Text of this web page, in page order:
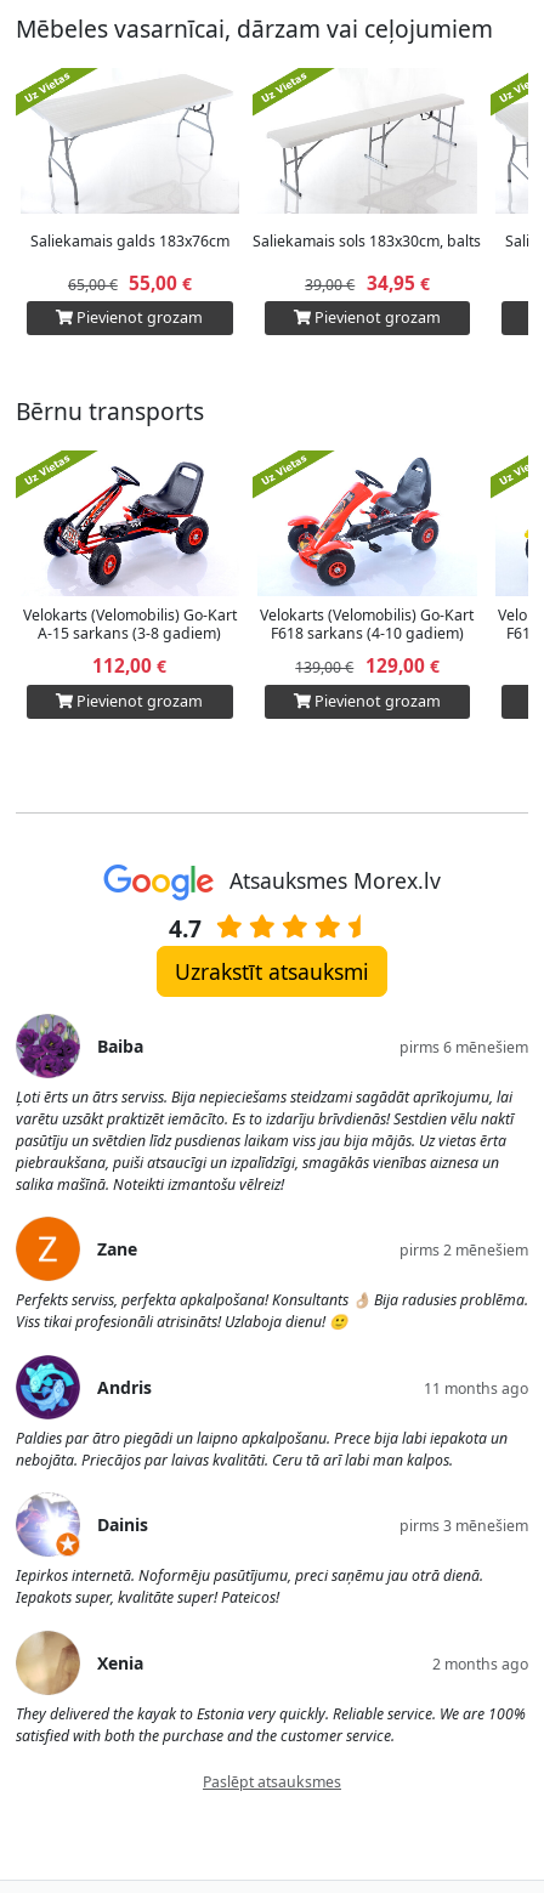
Mēbeles vasarnīcai, dārzam vai ceļojumiem
Saliekamais galds 183x76cm
65,00 € 55,00 €
Pievienot grozam
Saliekamais sols 183x30cm, balts
39,00 € 34,95 €
Pievienot grozam
Bērnu transports
Velokarts (Velomobilis) Go-Kart
A-15 sarkans (3-8 gadiem)
112,00 €
Pievienot grozam
Velokarts (Velomobilis) Go-Kart
F618 sarkans (4-10 gadiem)
139,00 €
129,00€
Pievienot grozam
Atsauksmes Morex.lv
4.7
Uzrakstīt atsauksmi
Baiba pirms 6 mēnešiem
Ļoti ērts un ātrs serviss. Bija nepieciešams steidzami sagādāt aprīkojumu, lai
varētu uzsākt praktizēt iemācīto. Es to izdarīju brīvdienās! Sestdien vēlu naktī
pasūtīju un svētdien līdz pusdienas laikam viss jau bija mājās. Uz vietas ērta
piebraukšana, puiši atsaucīgi un izpalīdzīgi, smagākās vienības aiznesa un
salika mašīnā. Noteikti izmantošu vēlreiz!
Zane pirms 2 mēnešiem
Perfekts serviss, perfekta apkalpošana! Konsultants 👌🏼 Bija radusies problēma.
Viss tikai profesionāli atrisināts! Uzlaboja dienu! 🙂
Andris 11 months ago
Paldies par ātro piegādi un laipno apkalpošanu. Prece bija labi iepakota un
nebojāta. Priecājos par laivas kvalitāti. Ceru tā arī labi man kalpos.
Dainis pirms 3 mēnešiem
Iepirkos internetā. Noformēju pasūtījumu, preci saņēmu jau otrā dienā.
Iepakots super, kvalitāte super! Pateicos!
Xenia 2 months ago
They delivered the kayak to Estonia very quickly. Reliable service. We are 100%
satisfied with both the purchase and the customer service.
Paslēpt atsauksmes